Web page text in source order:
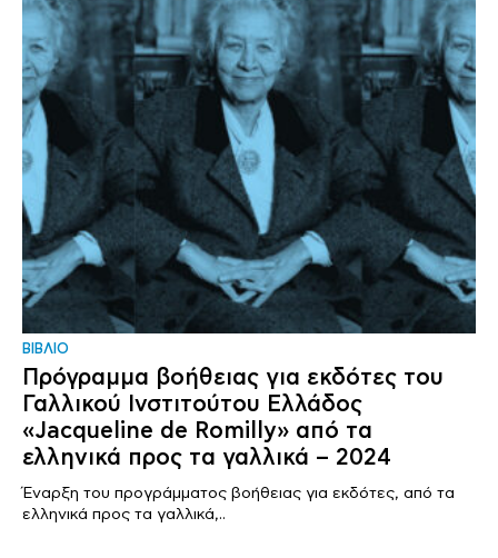
ΒΙΒΛΙΟ
Πρόγραμμα βοήθειας για εκδότες του
Γαλλικού Ινστιτούτου Ελλάδος
«Jacqueline de Romilly» από τα
ελληνικά προς τα γαλλικά – 2024
Έναρξη του προγράμματος βοήθειας για εκδότες, από τα
ελληνικά προς τα γαλλικά,..